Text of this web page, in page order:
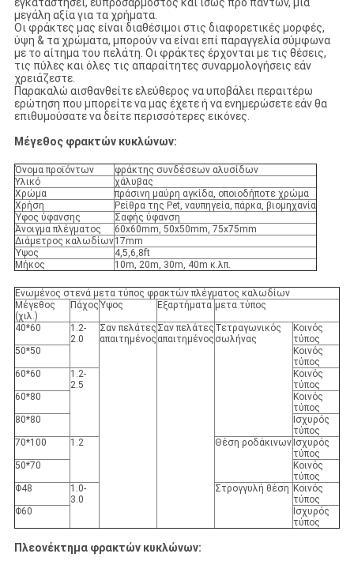
μεγάλη αξία για τα χρήματα.
Οι φράκτες μας είναι διαθέσιμοι στις διαφορετικές μορφές,
ύψη & τα χρώματα, μπορούν να είναι επί παραγγελία σύμφωνα
με το αίτημα του πελάτη. Οι φράκτες έρχονται με τις θέσεις,
τις πύλες και όλες τις απαραίτητες συναρμολογήσεις εάν
χρειάζεστε.
Παρακαλώ αισθανθείτε ελεύθερος να υποβάλει περαιτέρω
ερώτηση που μπορείτε να μας έχετε ή να ενημερώσετε εάν θα
επιθυμούσατε να δείτε περισσότερες εικόνες.
Μέγεθος φρακτών κυκλώνων:
Όνομα προϊόντων
φράκτης συνδέσεων αλυσίδων
Υλικό
χάλυβας
Χρώμα
πράσινη μαύρη αγκίδα, οποιοδήποτε χρώμα
Χρήση
Ρείθρα της Pet, ναυπηγεία, πάρκα, βιομηχανία
Ύφος ύφανσης
Σαφής ύφανση
Άνοιγμα πλέγματος
60x60mm, 50x50mm, 75x75mm
Διάμετρος καλωδίων17mm
Ύψος
4,5,6,8ft
Μήκος
10m, 20m, 30m, 40m κ.λπ.
Ενωμένος στενά μετα τύπος φρακτών πλέγματος καλωδίων
Μέγεθος
(χιλ.)
ΠάχοςΎψος Εξαρτήματα μετα τύπος
40*60
1.2-
2.0
Σαν πελάτες
απαιτημένος
Σαν πελάτες
απαιτημένος
Τετραγωνικός
σωλήνας
Κοινός
τύπος
50*50
Κοινός
τύπος
60*60
1.2-
2.5
Κοινός
τύπος
60*80
Κοινός
τύπος
80*80
Ισχυρός
τύπος
70*100
1.2 Θέση ροδάκινων Ισχυρός
τύπος
50*70
Κοινός
τύπος
Φ48
1.0-
3.0
Στρογγυλή θέση Κοινός
τύπος
Φ60
Ισχυρός
τύπος
Πλεονέκτημα φρακτών κυκλώνων: